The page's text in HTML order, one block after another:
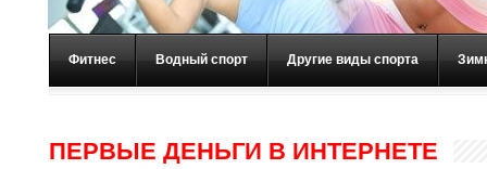
Фитнес Водный спорт Другие виды спорта
ПЕРВЫЕ ДЕНЬГИ В ИНТЕРНЕТЕ